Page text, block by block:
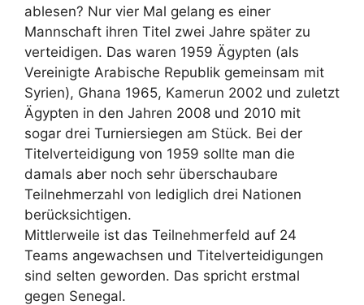
ablesen? Nur vier Mal gelang es einer
Mannschaft ihren Titel zwei Jahre später zu
verteidigen. Das waren 1959 Ägypten (als
Vereinigte Arabische Republik gemeinsam mit
Syrien), Ghana 1965, Kamerun 2002 und zuletzt
Ägypten in den Jahren 2008 und 2010 mit
sogar drei Turniersiegen am Stück. Bei der
Titelverteidigung von 1959 sollte man die
damals aber noch sehr überschaubare
Teilnehmerzahl von lediglich drei Nationen
berücksichtigen.
Mittlerweile ist das Teilnehmerfeld auf 24
Teams angewachsen und Titelverteidigungen
sind selten geworden. Das spricht erstmal
gegen Senegal.